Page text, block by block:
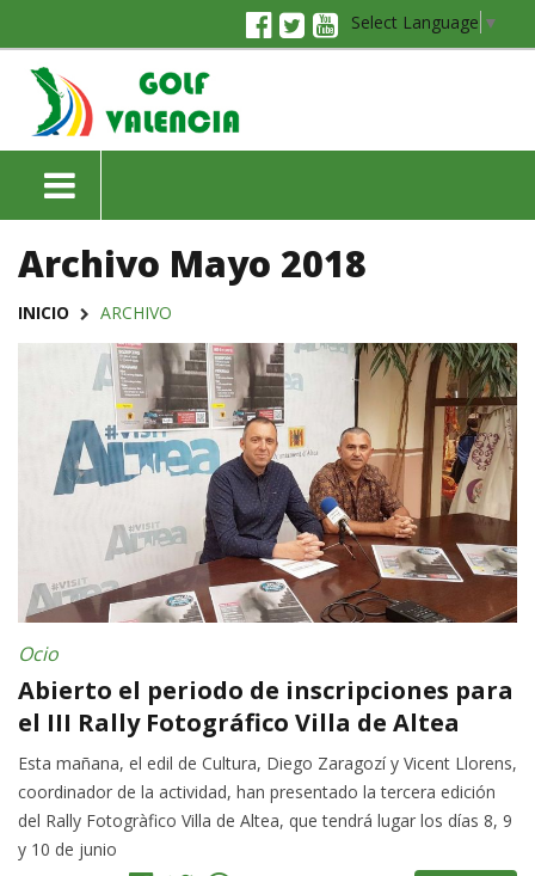
Select Language ▼
Archivo Mayo 2018
INICIO ARCHIVO
Ocio
Abierto el periodo de inscripciones para
el III Rally Fotográfico Villa de Altea
Esta mañana, el edil de Cultura, Diego Zaragozí y Vicent Llorens,
coordinador de la actividad, han presentado la tercera edición
del Rally Fotogràfico Villa de Altea, que tendrá lugar los días 8, 9
y 10 de junio